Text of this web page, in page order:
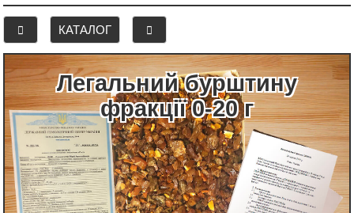
КАТАЛОГ
Легальний бурштину
фракції 0-20 г